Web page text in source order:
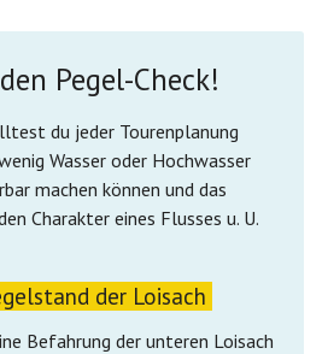
Pegel-Check!
du jeder Tourenplanung
Wasser oder Hochwasser
machen können und das
Charakter eines Flusses u. U.
der Loisach
Befahrung der unteren Loisach